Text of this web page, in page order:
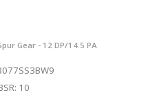
Gear - 12 DP/14.5 PA
10